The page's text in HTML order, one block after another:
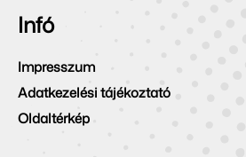
Infó
Impresszum
Adatkezelési tájékoztató
Oldaltérkép